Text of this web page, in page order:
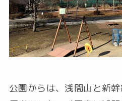
公園からは、浅間山と新